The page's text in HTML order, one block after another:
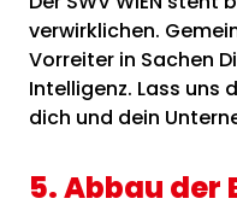
verwirklichen.
Vorreiter in Sachen
Intelligenz. Lass uns
dich und dein
5. Abbau